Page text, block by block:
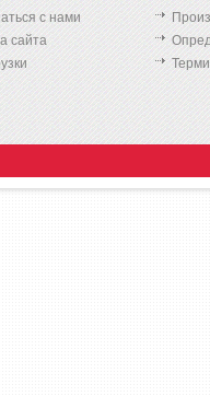
с нами
сайта